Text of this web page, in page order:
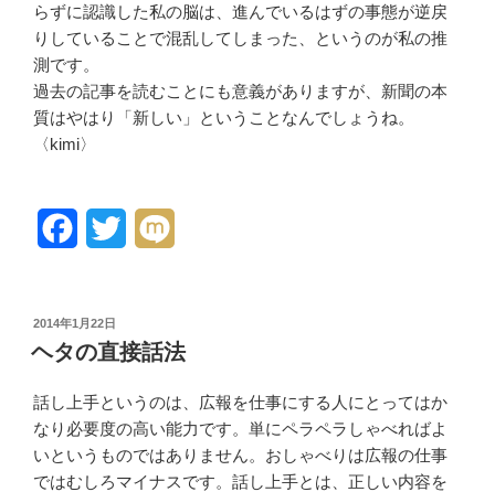
らずに認識した私の脳は、進んでいるはずの事態が逆戻
りしていることで混乱してしまった、というのが私の推
測です。
過去の記事を読むことにも意義がありますが、新聞の本
質はやはり「新しい」ということなんでしょうね。
〈kimi〉
e
o
t
e
r
i
投
2014年1月22日
ヘタの直接話法
話し上手というのは、広報を仕事にする人にとってはか
なり必要度の高い能力です。単にペラペラしゃべればよ
いというものではありません。おしゃべりは広報の仕事
ではむしろマイナスです。話し上手とは、正しい内容を